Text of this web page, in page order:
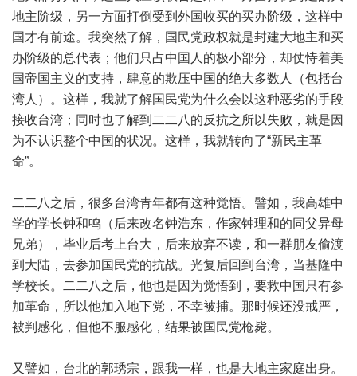
地主阶级，另一方面打倒受到外国收买的买办阶级，这样中
国才有前途。我突然了解，国民党政权就是封建大地主和买
办阶级的总代表；他们只占中国人的极小部分，却仗恃着美
国帝国主义的支持，肆意的欺压中国的绝大多数人（包括台
湾人）。这样，我就了解国民党为什么会以这种恶劣的手段
接收台湾；同时也了解到二二八的反抗之所以失败，就是因
为不认识整个中国的状况。这样，我就转向了“新民主革
命”。
二二八之后，很多台湾青年都有这种觉悟。譬如，我高雄中
学的学长钟和鸣（后来改名钟浩东，作家钟理和的同父异母
兄弟），毕业后考上台大，后来放弃不读，和一群朋友偷渡
到大陆，去参加国民党的抗战。光复后回到台湾，当基隆中
学校长。二二八之后，他也是因为觉悟到，要救中国只有参
加革命，所以他加入地下党，不幸被捕。那时候还没戒严，
被判感化，但他不服感化，结果被国民党枪毙。
又譬如，台北的郭琇宗，跟我一样，也是大地主家庭出身。